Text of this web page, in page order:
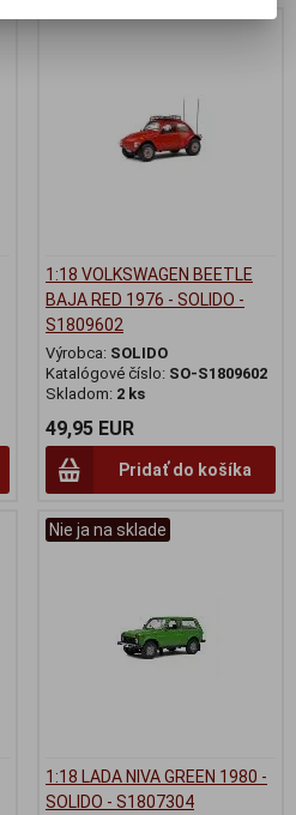
1:18 VOLKSWAGEN BEETLE
BAJA RED 1976 - SOLIDO -
S1809602
Výrobca: SOLIDO
Katalógové číslo: SO-S1809602
Skladom: 2 ks
49,95 EUR
Pridať do košíka
Nie ja na sklade
1:18 LADA NIVA GREEN 1980 -
SOLIDO - S1807304